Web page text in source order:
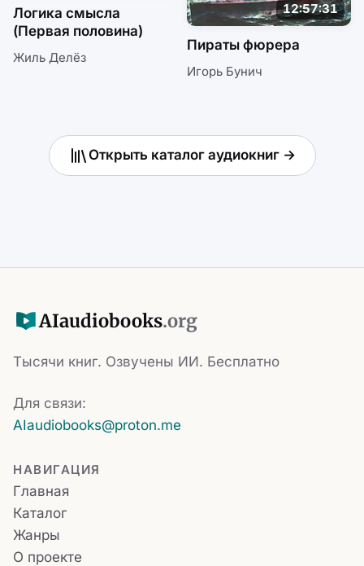
Логика смысла
(Первая половина)
Жиль Делёз
12:57:31
Пираты фюрера
Игорь Бунич
Открыть каталог аудиокниг →
AIaudiobooks.org
Тысячи книг. Озвучены ИИ. Бесплатно
Для связи:
AIaudiobooks@proton.me
НАВИГАЦИЯ
Главная
Каталог
Жанры
О проекте